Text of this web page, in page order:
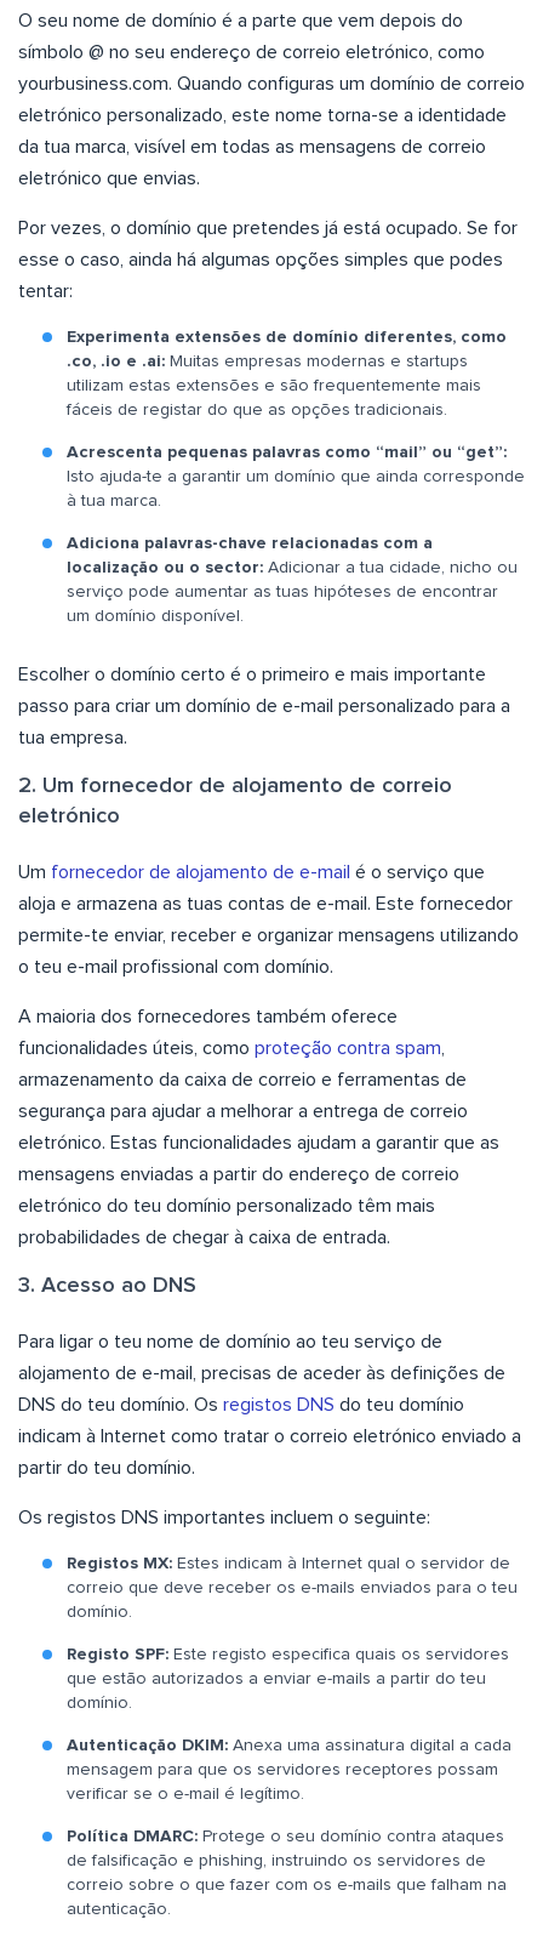
O seu nome de domínio é a parte que vem depois do
símbolo @ no seu endereço de correio eletrónico, como
yourbusiness.com. Quando configuras um domínio de correio
eletrónico personalizado, este nome torna-se a identidade
da tua marca, visível em todas as mensagens de correio
eletrónico que envias.
Por vezes, o domínio que pretendes já está ocupado. Se for
esse o caso, ainda há algumas opções simples que podes
tentar:
Experimenta extensões de domínio diferentes, como
.co, .io e .ai: Muitas empresas modernas e startups
utilizam estas extensões e são frequentemente mais
fáceis de registar do que as opções tradicionais.
Acrescenta pequenas palavras como “mail” ou “get”:
Isto ajuda-te a garantir um domínio que ainda corresponde
à tua marca.
Adiciona palavras-chave relacionadas com a
localização ou o sector: Adicionar a tua cidade, nicho ou
serviço pode aumentar as tuas hipóteses de encontrar
um domínio disponível.
Escolher o domínio certo é o primeiro e mais importante
passo para criar um domínio de e-mail personalizado para a
tua empresa.
2. Um fornecedor de alojamento de correio
eletrónico
Um fornecedor de alojamento de e-mail é o serviço que
aloja e armazena as tuas contas de e-mail. Este fornecedor
permite-te enviar, receber e organizar mensagens utilizando
o teu e-mail profissional com domínio.
A maioria dos fornecedores também oferece
funcionalidades úteis, como proteção contra spam
armazenamento da caixa de correio e ferramentas de
segurança para ajudar a melhorar a entrega de correio
eletrónico. Estas funcionalidades ajudam a garantir que as
mensagens enviadas a partir do endereço de correio
eletrónico do teu domínio personalizado têm mais
probabilidades de chegar à caixa de entrada.
3. Acesso ao DNS
Para ligar o teu nome de domínio ao teu serviço de
alojamento de e-mail, precisas de aceder às definições de
DNS do teu domínio. Os registos DNS do teu domínio
indicam à Internet como tratar o correio eletrónico enviado a
partir do teu domínio.
Os registos DNS importantes incluem o seguinte:
Registos MX: Estes indicam à Internet qual o servidor de
correio que deve receber os e-mails enviados para o teu
domínio.
Registo SPF: Este registo especifica quais os servidores
que estão autorizados a enviar e-mails a partir do teu
domínio.
Autenticação DKIM: Anexa uma assinatura digital a cada
mensagem para que os servidores receptores possam
verificar se o e-mail é legítimo.
Política DMARC: Protege o seu domínio contra ataques
de falsificação e phishing, instruindo os servidores de
correio sobre o que fazer com os e-mails que falham na
autenticação.